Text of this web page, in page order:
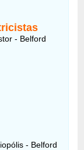
- Belford
- Belford